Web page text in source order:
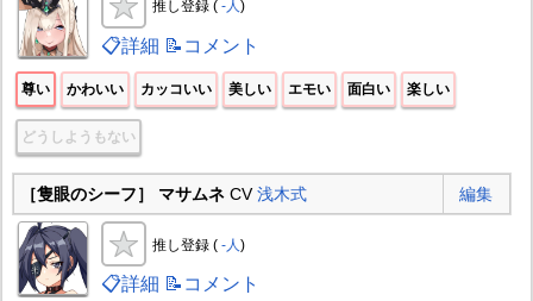
推し登録 ( -人)
📋詳細 📝コメント
尊い かわいい カッコいい 美しい エモい 面白い 楽しい
どうしようもない
［隻眼のシーフ］ マサムネCV浅木式 編集
推し登録 ( -人 )
📋詳細 📝コメント